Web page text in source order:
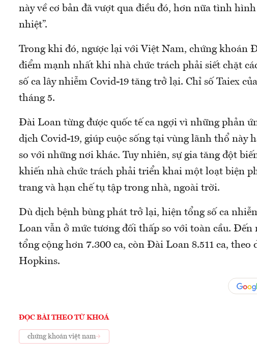
này về cơ bản đã vượt qua điều đó, hơn nữa tình
nhiệt”.
Trong khi đó, ngược lại với Việt Nam, chứng khoán
điểm mạnh nhất khi nhà chức trách phải siết chặt
số ca lây nhiễm Covid-19 tăng trở lại. Chỉ số Taiex
tháng 5.
Đài Loan từng được quốc tế ca ngợi vì những phản
dịch Covid-19, giúp cuộc sống tại vùng lãnh thổ này
so với những nơi khác. Tuy nhiên, sự gia tăng đột
khiến nhà chức trách phải triển khai một loạt biện
trang và hạn chế tụ tập trong nhà, ngoài trời.
Dù dịch bệnh bùng phát trở lại, hiện tổng số ca
Loan vẫn ở mức tương đối thấp so với toàn cầu.
tổng cộng hơn 7.300 ca, còn Đài Loan 8.511 ca, theo
Hopkins.
ĐỌC BÀI THEO TỪ KHOÁ
chứng khoán việt nam